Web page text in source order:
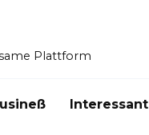
Plattform
Interessant